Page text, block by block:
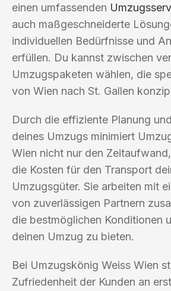
einen umfassenden
auch maßgeschneiderte
individuellen Bedürfnisse und
erfüllen. Du kannst zwischen
Umzugspaketen wählen, die
von Wien nach St. Gallen
Durch die effiziente Planung
deines Umzugs minimiert
Wien nicht nur den
die Kosten für den Transport
Umzugsgüter. Sie arbeiten mit
von zuverlässigen Partnern
die bestmöglichen Konditionen
deinen Umzug zu bieten.
Bei Umzugskönig Weiss Wien
Zufriedenheit der Kunden an